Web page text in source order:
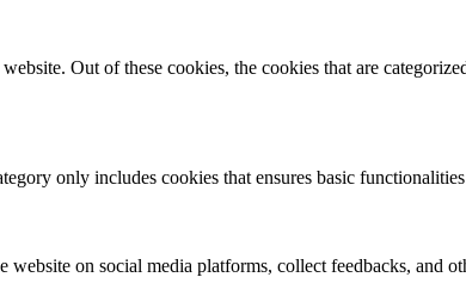
Out of these cookies, the cookies that are
only includes cookies that ensures basic
on social media platforms, collect feedbacks, and